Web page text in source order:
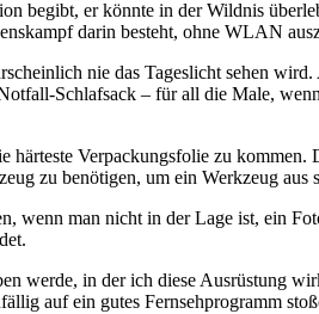
begibt, er könnte in der Wildnis
darin besteht, ohne WLAN
nie das Tageslicht sehen
Schlafsack – für all die Male,
Verpackungsfolie zu
zu benötigen, um ein Werkzeug aus
wenn man nicht in der Lage ist, ein
werde, in der ich diese Ausrüstung
auf ein gutes Fernsehprogramm